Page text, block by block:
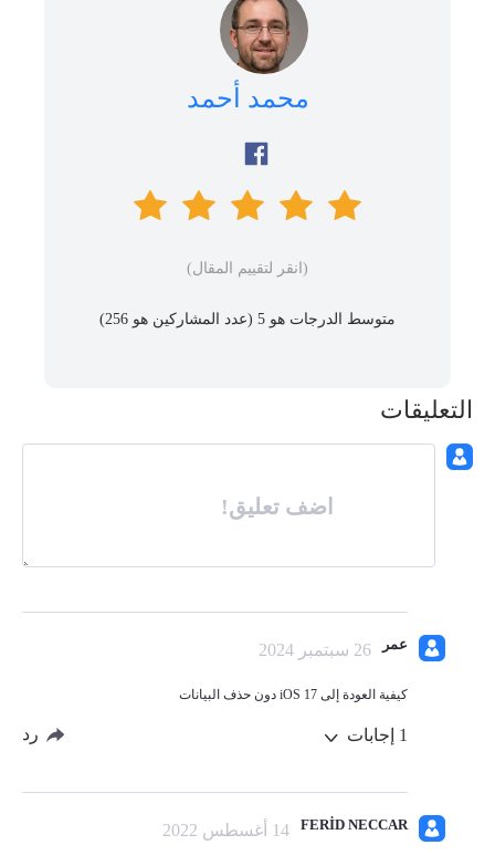
محمد أحمد
(انقر لتقييم المقال)
متوسط ​​الدرجات هو 5 (عدد المشاركين هو 256
)
التعليقات
اضف تعليق!
عمر 26 سبتمبر 2024
كيفية العودة إلى iOS 17 دون حذف البيانات
1 إجابات رد
FERİD NECCAR 14 أغسطس 2022